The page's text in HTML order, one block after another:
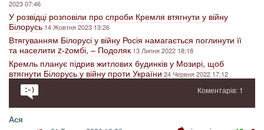
2023 07:46
У розвідці розповіли про спроби Кремля втягнути у війну
Білорусь 14 Жовтня 2023 13:26
Втягуванням Білорусі у війну Росія намагається поглинути її
та населити z-zомбі, – Подоляк 13 Липня 2022 18:18
Кремль планує підрив житлових будинків у Мозирі, щоб
втягнути Білорусь у війну проти України24 Червня 2022 17:12
Коментарів: 1
Ася